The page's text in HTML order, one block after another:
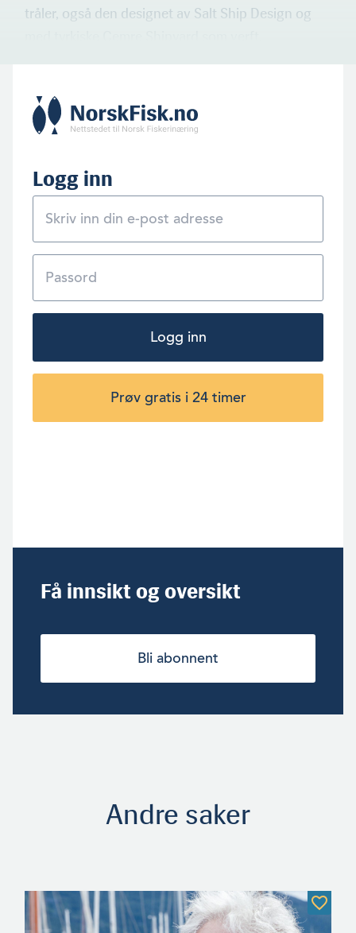
tråler, også den designet av Salt Ship Design og
Logg inn
Logg inn
Prøv gratis i 24 timer
Få innsikt og oversikt
Bli abonnent
Andre saker